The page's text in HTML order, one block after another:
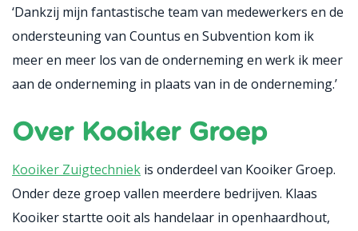
‘Dankzij mijn fantastische team van medewerkers en de
ondersteuning van Countus en Subvention kom ik
meer en meer los van de onderneming en werk ik meer
aan de onderneming in plaats van in de onderneming.’
Over Kooiker Groep
Kooiker Zuigtechniek is onderdeel van Kooiker Groep.
Onder deze groep vallen meerdere bedrijven. Klaas
Kooiker startte ooit als handelaar in openhaardhout,